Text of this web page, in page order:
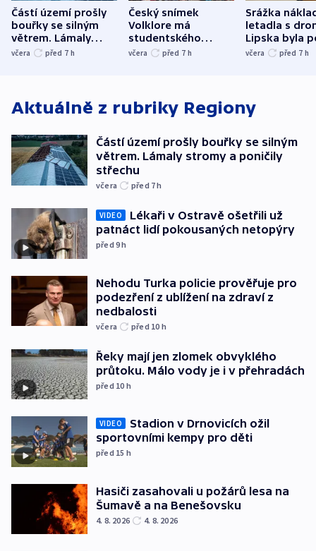
Částí území prošly
bouřky se silným
větrem. Lámaly
stromy a poničily
včera před 7 h
Český snímek
Volklore má
studentského
Oscara, zabojuje o
včera před 7 h
Srážka
letadla s
Lipska byla
německého
včera před 7 h
Aktuálně z rubriky Regiony
Částí území prošly bouřky se silným
větrem. Lámaly stromy a poničily
střechu
včera před 7h
VIDEO
Lékaři v Ostravě ošetřili už
patnáct lidí pokousaných netopýry
před 9h
Nehodu Turka policie prověřuje pro
podezření z ublížení na zdraví z
nedbalosti
včera před 10 h
Řeky mají jen zlomek obvyklého
průtoku. Málo vody je i v přehradách
před 10 h
VIDEO
Stadion v Drnovicích ožil
sportovními kempy pro děti
před 15 h
Hasiči zasahovali u požárů lesa na
Šumavě a na Benešovsku
4. 8. 2026 4. 8. 2026